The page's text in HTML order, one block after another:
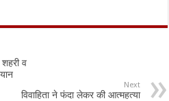
ar
e व
Next
विवाहिता ने फंदा लेकर की आत्महत्या